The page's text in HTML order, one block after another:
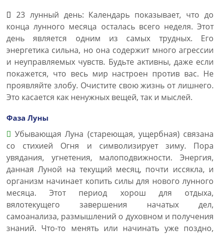
23 лунный день: Календарь показывает, что до
конца лунного месяца осталась всего неделя. Этот
день является одним из самых трудных. Его
энергетика сильна, но она содержит много агрессии
и неуправляемых чувств. Будьте активны, даже если
покажется, что весь мир настроен против вас. Не
проявляйте злобу. Очистите свою жизнь от лишнего.
Это касается как ненужных вещей, так и мыслей.
Фаза Луны
Убывающая Луна (стареющая, ущербная) связана
со стихией Огня и символизирует зиму. Пора
увядания, угнетения, малоподвижности. Энергия,
данная Луной на текущий месяц, почти иссякла, и
организм начинает копить силы для нового лунного
месяца. Этот период хорош для отдыха,
вялотекущего завершения начатых дел,
самоанализа, размышлений о духовном и получения
знаний. Что-то менять или начинать уже поздно,